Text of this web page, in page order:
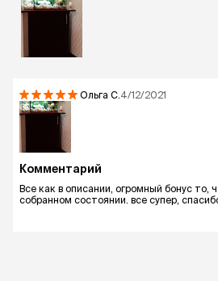
Ольга С. 4/12/2021
Комментарий
Все как в описании, огромный бонус то,
собранном состоянии. все супер,